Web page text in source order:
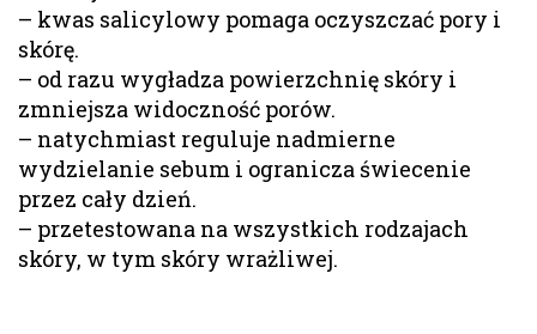
– kwas salicylowy pomaga oczyszczać pory i
skórę.
– od razu wygładza powierzchnię skóry i
zmniejsza widoczność porów.
– natychmiast reguluje nadmierne
wydzielanie sebum i ogranicza świecenie
przez cały dzień.
– przetestowana na wszystkich rodzajach
skóry, w tym skóry wrażliwej.